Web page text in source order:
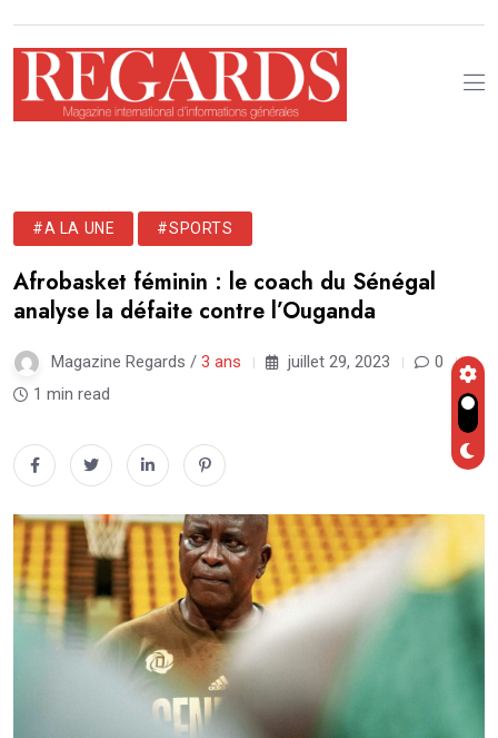
#A LA UNE #SPORTS
Afrobasket féminin : le coach du Sénégal
analyse la défaite contre l’Ouganda
Magazine Regards / 3 ans juillet 29, 2023
0
1 min read